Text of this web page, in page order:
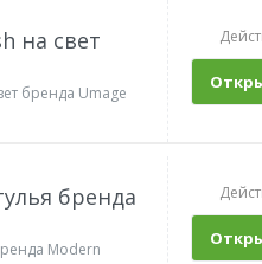
на свет
бренда Umage
бренда
Modern